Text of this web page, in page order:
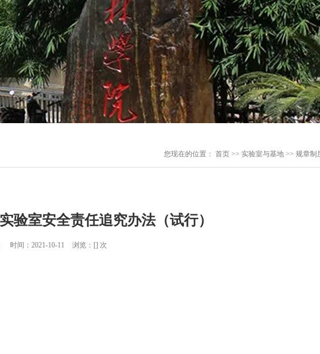
您现在的位置： 首页 >> 实验室与基地 >> 规章制
验室安全责任追究办法（试行）
时间：2021-10-11 浏览：[] 次